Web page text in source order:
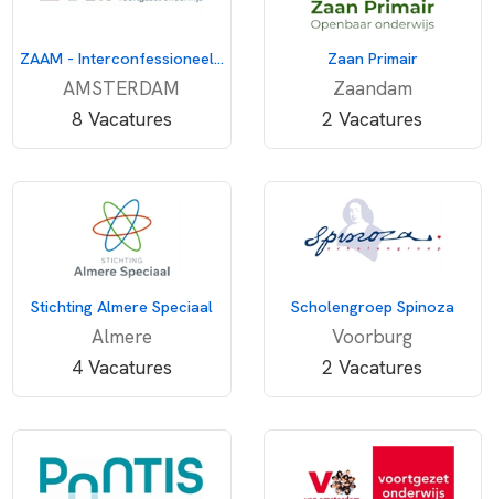
ZAAM - Interconfessioneel voortgezet onderwijs
AMSTERDAM
8 Vacatures
Zaan Primair
Zaandam
2 Vacatures
Stichting Almere Speciaal
Almere
4 Vacatures
Scholengroep Spinoza
Voorburg
2 Vacatures